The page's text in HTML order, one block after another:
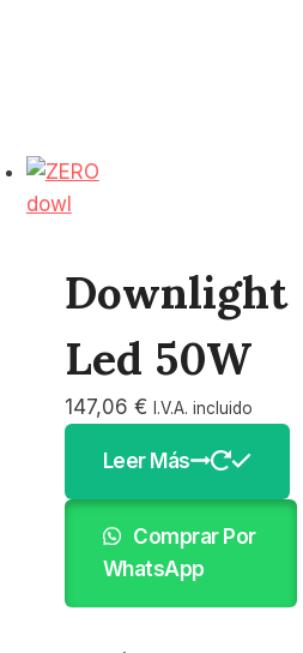
Downlight
Led 50W
147,06 € I.V.A. incluido
Leer Más
Comprar Por
WhatsApp